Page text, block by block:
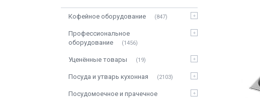
Кофейное оборудование 847
Профессиональное
оборудование
1456
Уценённые товары 19
Посуда и утварь кухонная 2103
Посудомоечное и прачечное